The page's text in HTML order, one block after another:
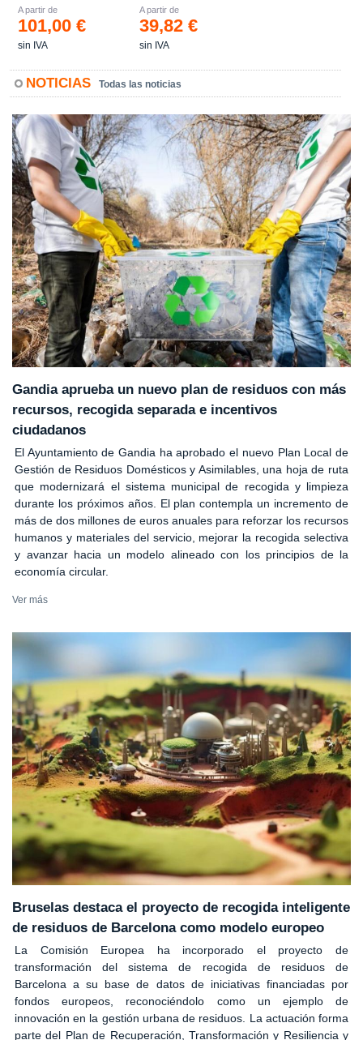
A partir de
101,00 €
sin IVA
A partir de
39,82 €
sin IVA
NOTICIAS Todas las noticias
Gandia aprueba un nuevo plan de residuos con más
recursos, recogida separada e incentivos
ciudadanos
El Ayuntamiento de Gandia ha aprobado el nuevo Plan Local de
Gestión de Residuos Domésticos y Asimilables, una hoja de ruta
que modernizará el sistema municipal de recogida y limpieza
durante los próximos años. El plan contempla un incremento de
más de dos millones de euros anuales para reforzar los recursos
humanos y materiales del servicio, mejorar la recogida selectiva
y avanzar hacia un modelo alineado con los principios de la
economía circular.
Ver más
Bruselas destaca el proyecto de recogida inteligente
de residuos de Barcelona como modelo europeo
La Comisión Europea ha incorporado el proyecto de
transformación del sistema de recogida de residuos de
Barcelona a su base de datos de iniciativas financiadas por
fondos europeos, reconociéndolo como un ejemplo de
innovación en la gestión urbana de residuos. La actuación forma
parte del Plan de Recuperación, Transformación y Resiliencia y